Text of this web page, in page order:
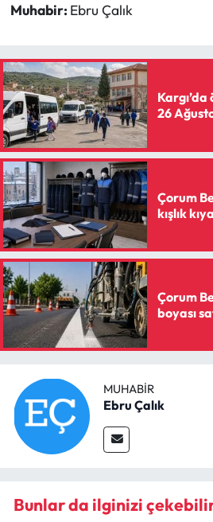
Muhabir: Ebru Çalık
26
Çorum
kışlık
Çorum
boyası
MUHABIR
Ebru Çalık
Bunlar da ilginizi
Resmi İlan
Sağlık
Siyaset
Spor
Sungurlu Haberleri
Turizm
Uğurludağ Haberleri
Yaşam
Yayla Haber
Yemek Tarifleri